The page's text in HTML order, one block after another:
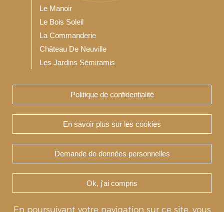
Le Manoir
Le Bois Soleil
La Commanderie
Château De Neuville
Les Jardins Sémiramis
Notre Résidence service seniors
Les Jardins du Bois Soleil
Copyright Teneris 2020-2026 © TENERIS -
Réalisation & hébergement par :
Politique de confidentialité
En savoir plus sur les cookies
Demande de données personnelles
Ok, j'ai compris
En poursuivant votre navigation sur ce site, vous